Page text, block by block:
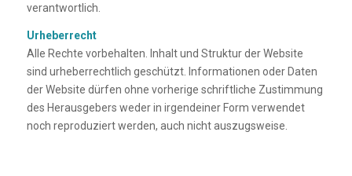
verantwortlich.
Urheberrecht
Alle Rechte vorbehalten. Inhalt und Struktur der Website
sind urheberrechtlich geschützt. Informationen oder Daten
der Website dürfen ohne vorherige schriftliche Zustimmung
des Herausgebers weder in irgendeiner Form verwendet
noch reproduziert werden, auch nicht auszugsweise.